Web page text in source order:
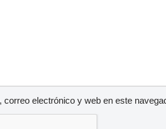
correo electrónico y web en este